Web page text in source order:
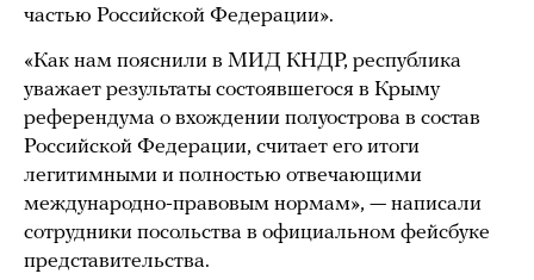
частью Российской Федерации».
«Как нам пояснили в МИД КНДР, республика
уважает результаты состоявшегося в Крыму
референдума о вхождении полуострова в состав
Российской Федерации, считает его итоги
легитимными и полностью отвечающими
международно-правовым нормам», — написали
сотрудники посольства в официальном фейсбуке
представительства.